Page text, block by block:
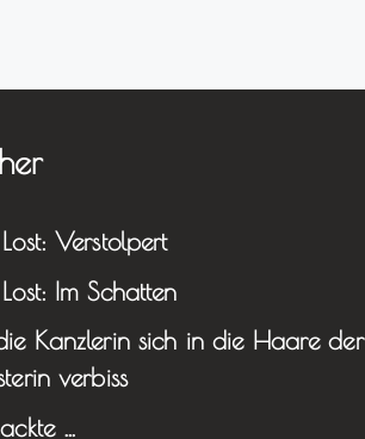
Verstolpert
Im Schatten
Kanzlerin sich in die Haare der
verbiss
…